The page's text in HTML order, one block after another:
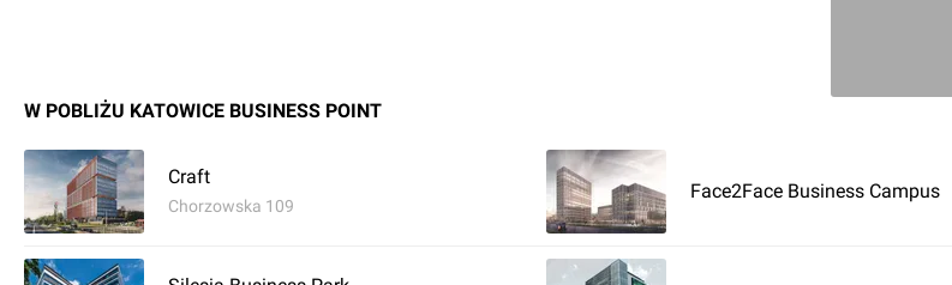
W POBLIŻU KATOWICE BUSINESS POINT
Craft
Chorzowska 109
Face2Face Business Campus